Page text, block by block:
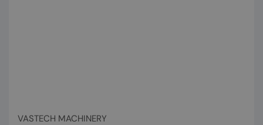
VASTECH MACHINERY